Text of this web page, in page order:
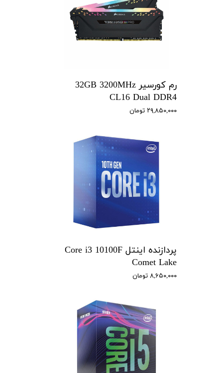
رم کورسیر 32GB 3200MHz
CL16 Dual DDR4
۲۹,۸۵۰,۰۰۰ تومان
پردازنده اینتل Core i3 10100F
Comet Lake
۸,۶۵۰,۰۰۰ تومان